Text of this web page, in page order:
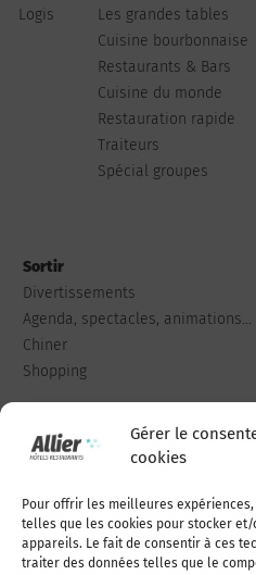
Gérer le
cookies
Pour offrir les meilleures
telles que les cookies pour stocker
appareils. Le fait de consentir à ces
traiter des données telles que le
Logis
Les grandes tables
Cuisine bourbonnaise
Restaurants & Bars
Cuisine du monde
Restauration rapide
Traiteurs
Spécial groupes
Sortir
Divertissements
Agenda, spectacles, animations...
Chiner
Shopping
Qui sommes-nous